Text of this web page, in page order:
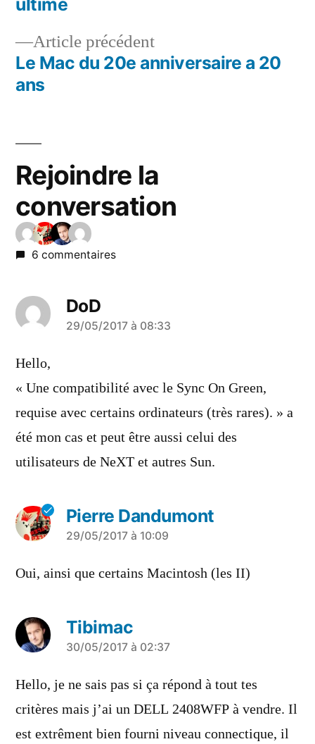
l’article
Article précédentArticle
précédent :
Le Mac du 20e anniversaire a 20
ans
ultime
Rejoindre la
conversation
6 commentaires
DoD
a
29/05/2017 à 08:33
Hello,
« Une compatibilité avec le Sync On Green,
requise avec certains ordinateurs (très rares). » a
été mon cas et peut être aussi celui des
utilisateurs de NeXT et autres Sun.
Pierre Dandumont
a
dit :
29/05/2017 à 10:09
Oui, ainsi que certains Macintosh (les II)
Tibimac
a
dit :
30/05/2017 à 02:37
Hello, je ne sais pas si ça répond à tout tes
critères mais j’ai un DELL 2408WFP à vendre. Il
est extrêment bien fourni niveau connectique, il